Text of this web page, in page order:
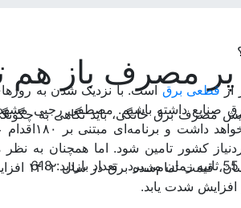
مصرف باز هم
مصرف برق خانگی، باید نگاهی به
تعداد بازدید: 618
ازقطعی برق است. با نزدیک شدن به
صنایع داشته باشیم. مصطفی رجبی
تامین برق صنایع
کشور تامین شود. اما همچنان به